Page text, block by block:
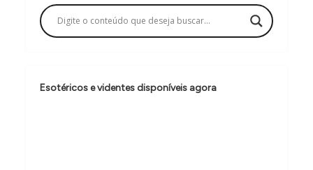
ç
ã
d
Esotéricos e videntes disponíveis agora